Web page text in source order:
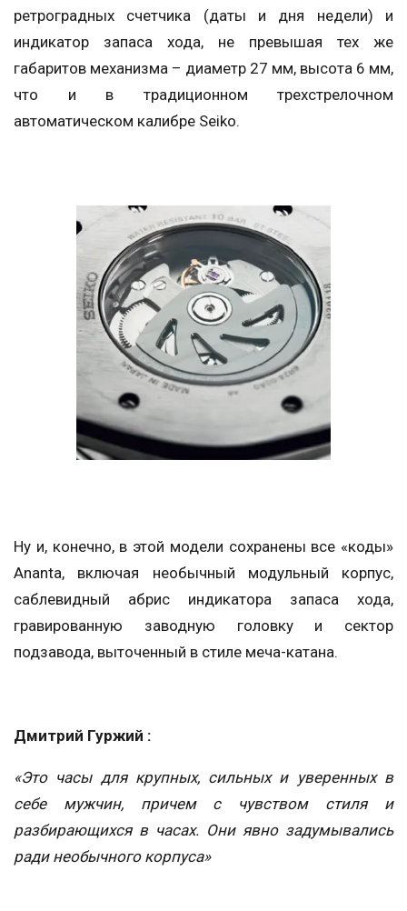
ретроградных счетчика (даты и дня недели) и
индикатор запаса хода, не превышая тех же
габаритов механизма – диаметр 27 мм, высота 6 мм,
что и в традиционном трехстрелочном
автоматическом калибре Seiko.
Ну и, конечно, в этой модели сохранены все «коды»
Ananta, включая необычный модульный корпус,
саблевидный абрис индикатора запаса хода,
гравированную заводную головку и сектор
подзавода, выточенный в стиле меча-катана.
Дмитрий Гуржий :
«Это часы для крупных, сильных и уверенных в
себе мужчин, причем с чувством стиля и
разбирающихся в часах. Они явно задумывались
ради необычного корпуса»